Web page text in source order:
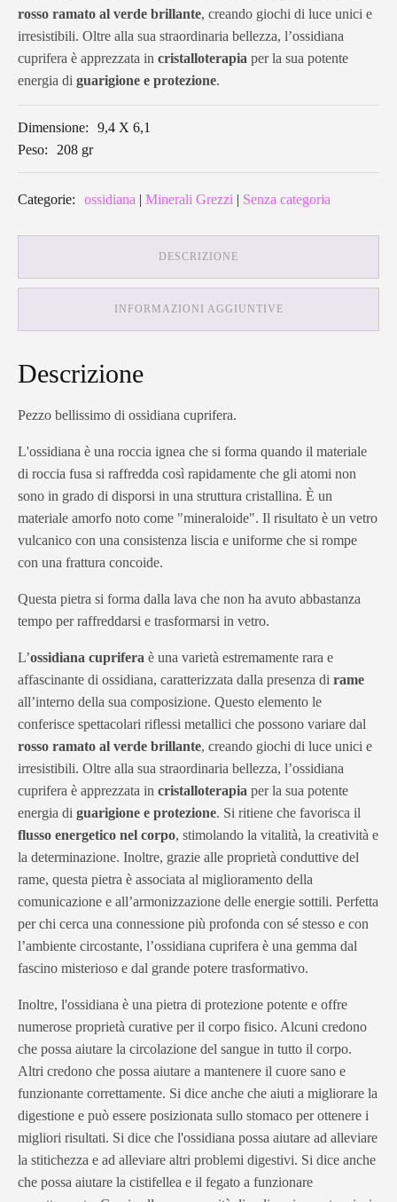
rosso ramato al verde brillante, creando giochi di luce unici e
irresistibili. Oltre alla sua straordinaria bellezza, l’ossidiana
cuprifera è apprezzata in cristalloterapia per la sua potente
energia di guarigione e protezione.
Dimensione:
9,4 X 6,1
Peso:
208 gr
Categorie: ossidiana | Minerali Grezzi | Senza categoria
DESCRIZIONE
INFORMAZIONI AGGIUNTIVE
Descrizione
Pezzo bellissimo di ossidiana cuprifera.
L'ossidiana è una roccia ignea che si forma quando il materiale
di roccia fusa si raffredda così rapidamente che gli atomi non
sono in grado di disporsi in una struttura cristallina. È un
materiale amorfo noto come "mineraloide". Il risultato è un vetro
vulcanico con una consistenza liscia e uniforme che si rompe
con una frattura concoide.
Questa pietra si forma dalla lava che non ha avuto abbastanza
tempo per raffreddarsi e trasformarsi in vetro.
L’ossidiana cuprifera è una varietà estremamente rara e
affascinante di ossidiana, caratterizzata dalla presenza di rame
all’interno della sua composizione. Questo elemento le
conferisce spettacolari riflessi metallici che possono variare dal
rosso ramato al verde brillante, creando giochi di luce unici e
irresistibili. Oltre alla sua straordinaria bellezza, l’ossidiana
cuprifera è apprezzata in cristalloterapia per la sua potente
energia di guarigione e protezione. Si ritiene che favorisca il
flusso energetico nel corpo, stimolando la vitalità, la creatività e
la determinazione. Inoltre, grazie alle proprietà conduttive del
rame, questa pietra è associata al miglioramento della
comunicazione e all’armonizzazione delle energie sottili. Perfetta
per chi cerca una connessione più profonda con sé stesso e con
l’ambiente circostante, l’ossidiana cuprifera è una gemma dal
fascino misterioso e dal grande potere trasformativo.
Inoltre, l'ossidiana è una pietra di protezione potente e offre
numerose proprietà curative per il corpo fisico. Alcuni credono
che possa aiutare la circolazione del sangue in tutto il corpo.
Altri credono che possa aiutare a mantenere il cuore sano e
funzionante correttamente. Si dice anche che aiuti a migliorare la
digestione e può essere posizionata sullo stomaco per ottenere i
migliori risultati. Si dice che l'ossidiana possa aiutare ad alleviare
la stitichezza e ad alleviare altri problemi digestivi. Si dice anche
che possa aiutare la cistifellea e il fegato a funzionare